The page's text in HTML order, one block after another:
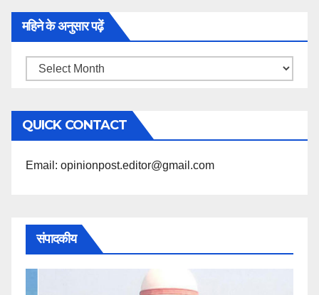
महिने के अनुसार पढ़ें
महिने
अनुसार
पढ़ें
QUICK CONTACT
Email: opinionpost.editor@gmail.com
संपादकीय